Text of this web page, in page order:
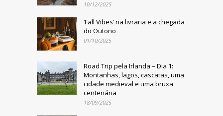
10/12/2025
‘Fall Vibes’ na livraria e a chegada
do Outono
01/10/2025
Road Trip pela Irlanda – Dia 1:
Montanhas, lagos, cascatas, uma
cidade medieval e uma bruxa
centenária
18/09/2025